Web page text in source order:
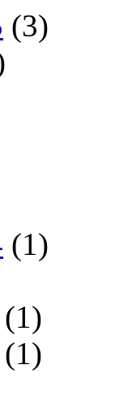
(3)
(1)
(1)
(1)